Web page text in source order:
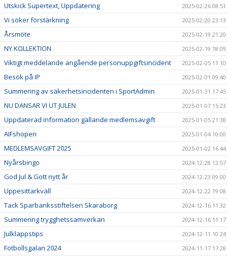
Utskick Supertext, Uppdatering 2025-02-26 08:51
Vi söker förstärkning 2025-02-20 23:13
Årsmöte 2025-02-19 21:20
NY KOLLEKTION 2025-02-19 18:09
Viktigt meddelande angående personuppgiftsincident 2025-02-05 11:10
Besök på IP 2025-02-01 09:40
Summering av säkerhetsincidenten i SportAdmin 2025-01-31 17:45
NU DANSAR VI UT JULEN 2025-01-07 15:23
Uppdaterad information gällande medlemsavgift 2025-01-05 21:38
AIFshopen 2025-01-04 10:00
MEDLEMSAVGIFT 2025 2025-01-02 16:44
Nyårsbingo 2024-12-28 12:57
God Jul & Gott nytt år 2024-12-23 09:00
Uppesittarkväll 2024-12-22 19:08
Tack Sparbanksstiftelsen Skaraborg 2024-12-16 11:32
Summering trygghetssamverkan 2024-12-16 11:17
Julklappstips 2024-12-11 10:24
Fotbollsgalan 2024 2024-11-17 17:28